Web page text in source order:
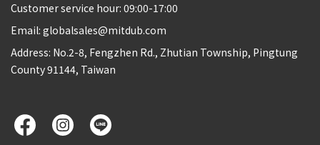
Customer service hour: 09:00-17:00
Email: globalsales@mitdub.com
Address: No.2-8, Fengzhen Rd., Zhutian Township, Pingtung
County 91144, Taiwan